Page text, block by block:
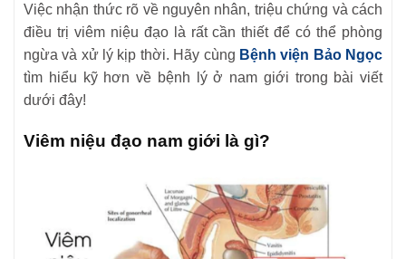
Việc nhận thức rõ về nguyên nhân, triệu chứng và cách
điều trị viêm niệu đạo là rất cần thiết để có thể phòng
ngừa và xử lý kịp thời. Hãy cùng Bệnh viện Bảo Ngọc
tìm hiểu kỹ hơn về bệnh lý ở nam giới trong bài viết
dưới đây!
Viêm niệu đạo nam giới là gì?